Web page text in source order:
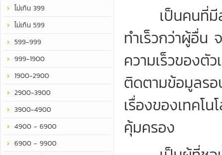
ไม่เกิน 399
ไม่เกิน 599
599-999
999-1900
1900-2900
2900-3900
3900-4900
4900 - 6900
6900 - 9900
เป็นคนที่มีส
ทำเร็วกว่าผู้อื่น
ความเร็วของตั
ติดตามข้อมูลรอ
เรื่องของเทคโ
คุ้มครอง